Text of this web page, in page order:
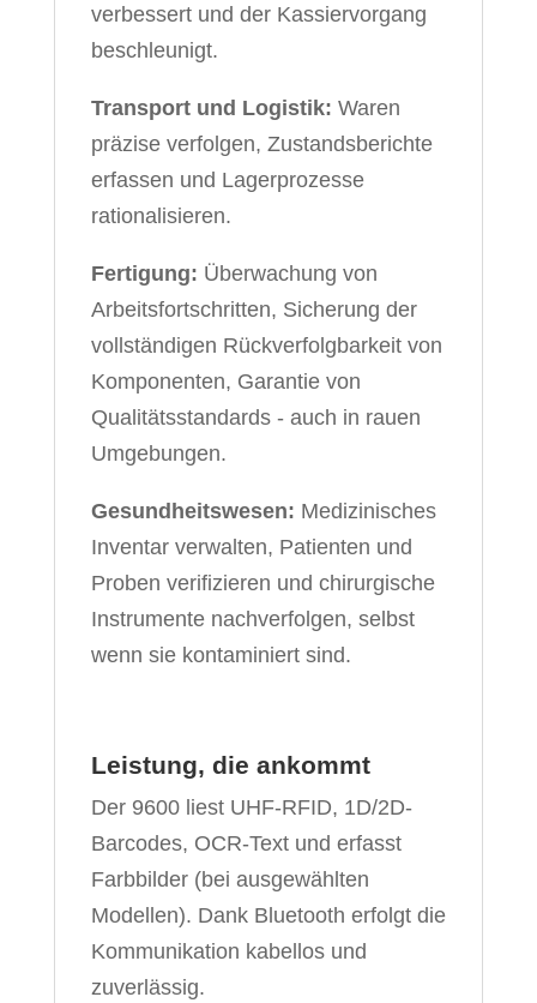
verbessert und der Kassiervorgang
beschleunigt.
Transport und Logistik: Waren
präzise verfolgen, Zustandsberichte
erfassen und Lagerprozesse
rationalisieren.
Fertigung: Überwachung von
Arbeitsfortschritten, Sicherung der
vollständigen Rückverfolgbarkeit von
Komponenten, Garantie von
Qualitätsstandards - auch in rauen
Umgebungen.
Gesundheitswesen: Medizinisches
Inventar verwalten, Patienten und
Proben verifizieren und chirurgische
Instrumente nachverfolgen, selbst
wenn sie kontaminiert sind.
Leistung, die ankommt
Der 9600 liest UHF-RFID, 1D/2D-
Barcodes, OCR-Text und erfasst
Farbbilder (bei ausgewählten
Modellen). Dank Bluetooth erfolgt die
Kommunikation kabellos und
zuverlässig.